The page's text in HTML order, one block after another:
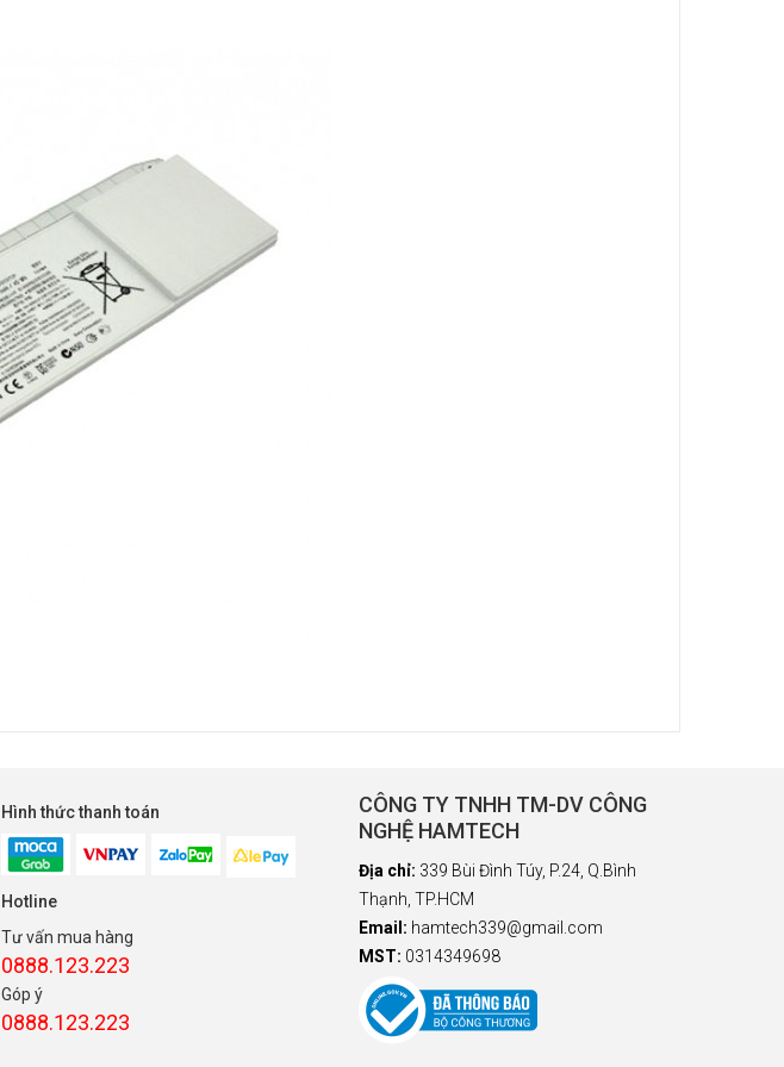
Hình thức thanh toán
Hotline
Tư vấn mua hàng
0888.123.223
Góp ý
0888.123.223
CÔNG TY TNHH TM-DV CÔNG
NGHỆ HAMTECH
Địa chỉ: 339 Bùi Đình Túy, P.24, Q.Bình
Thạnh, TP.HCM
Email: hamtech339@gmail.com
MST: 0314349698